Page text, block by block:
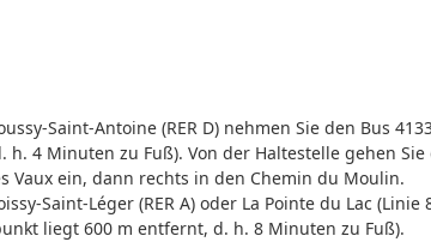
Saint-Antoine (RER D) nehmen Sie den Bus
h. 4 Minuten zu Fuß). Von der Haltestelle gehen
Vaux ein, dann rechts in den Chemin du Moulin.
Saint-Léger (RER A) oder La Pointe du Lac
liegt 600 m entfernt, d. h. 8 Minuten zu Fuß).